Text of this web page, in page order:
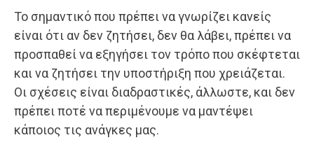
Το σημαντικό που πρέπει να γνωρίζει κανείς
είναι ότι αν δεν ζητήσει, δεν θα λάβει, πρέπει να
προσπαθεί να εξηγήσει τον τρόπο που σκέφτεται
και να ζητήσει την υποστήριξη που χρειάζεται.
Οι σχέσεις είναι διαδραστικές, άλλωστε, και δεν
πρέπει ποτέ να περιμένουμε να μαντέψει
κάποιος τις ανάγκες μας.